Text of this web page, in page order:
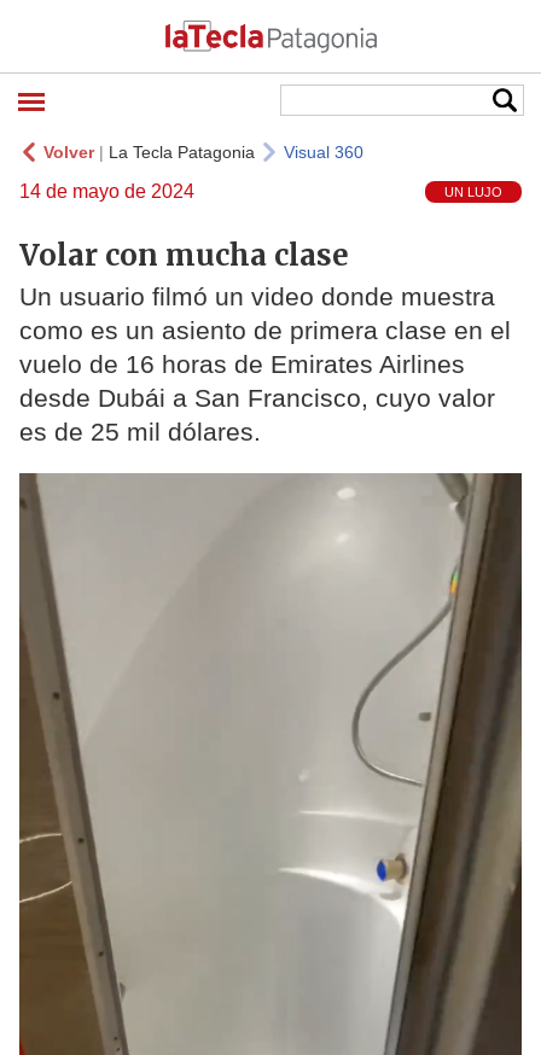
Volver| La Tecla Patagonia Visual 360
14 de mayo de 2024 UN LUJO
Volar con mucha clase
Un usuario filmó un video donde muestra
como es un asiento de primera clase en el
vuelo de 16 horas de Emirates Airlines
desde Dubái a San Francisco, cuyo valor
es de 25 mil dólares.